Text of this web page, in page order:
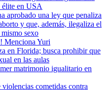
élite en USA
aprobado una ley que penaliza
y que, además, ilegaliza el
sexo
Yuri
en Florida; busca prohibir que
en las aulas
matrimonio igualitario en
cometidas contra